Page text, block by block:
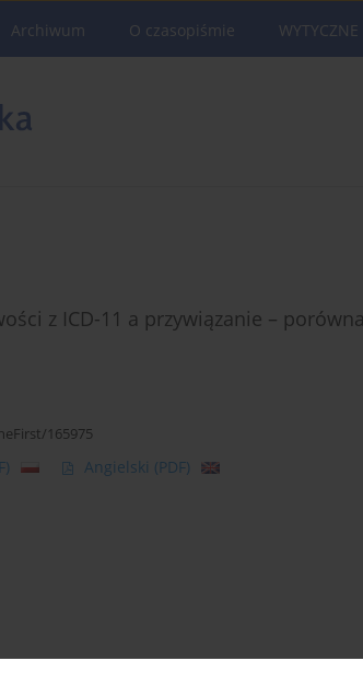
Archiwum O czasopiśmie
z ICD-11 a przywiązanie –
165975
Angielski (PDF)